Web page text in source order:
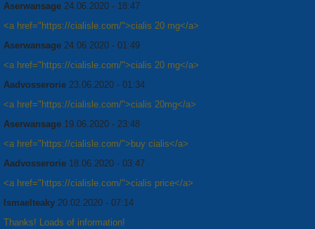
Aserwansage 24.06.2020 - 18:47
<a href="https://cialisle.com/">cialis 20 mg</a>
Aserwansage 24.06.2020 - 01:49
<a href="https://cialisle.com/">cialis 20 mg</a>
Aadvosserorie 23.06.2020 - 01:34
<a href="https://cialisle.com/">cialis 20mg</a>
Aserwansage 19.06.2020 - 23:48
<a href="https://cialisle.com/">buy cialis</a>
Aadvosserorie 18.06.2020 - 03:47
<a href="https://cialisle.com/">cialis price</a>
Ismaelteaky 20.02.2020 - 07:14
Thanks! Loads of information!